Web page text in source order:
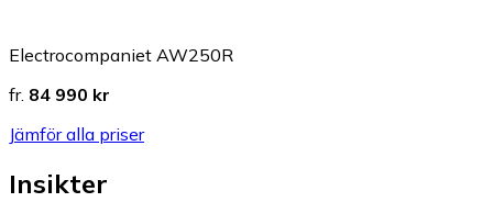
Electrocompaniet AW250R
fr. 84 990 kr
Jämför alla priser
Insikter